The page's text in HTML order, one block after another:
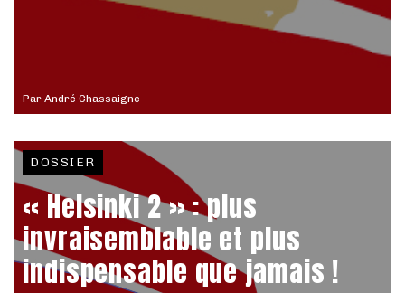
Par André Chassaigne
DOSSIER
« Helsinki 2 » : plus
invraisemblable et plus
indispensable que jamais !